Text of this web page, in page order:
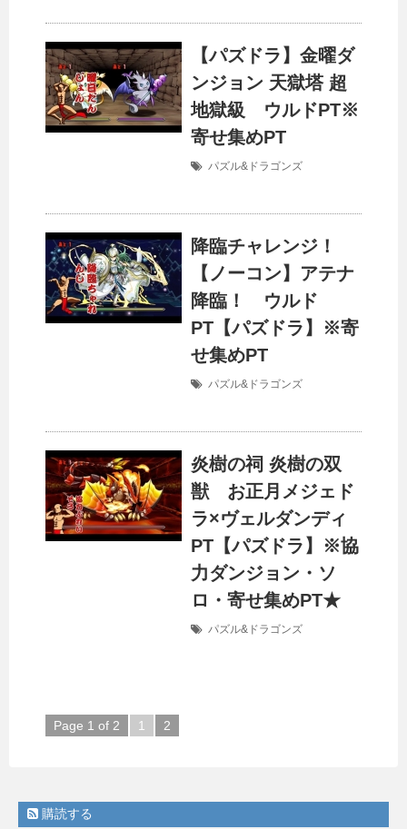
【パズドラ】金曜ダ
ンジョン 天獄塔 超
地獄級 ウルドPT※
寄せ集めPT
パズル&ドラゴンズ
降臨チャレンジ！
【ノーコン】アテナ
降臨！ ウルド
PT【パズドラ】※寄
せ集めPT
パズル&ドラゴンズ
炎樹の祠 炎樹の双
獣 お正月メジェド
ラ×ヴェルダンディ
PT【パズドラ】※協
力ダンジョン・ソ
ロ・寄せ集めPT★
パズル&ドラゴンズ
Page 1 of 2 1 2
購読する